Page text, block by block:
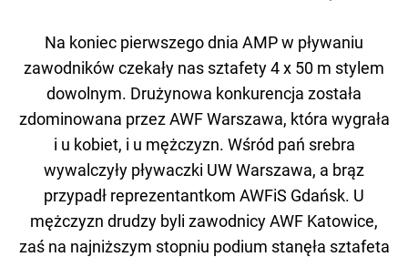
Na koniec pierwszego dnia AMP w pływaniu
zawodników czekały nas sztafety 4 x 50 m stylem
dowolnym. Drużynowa konkurencja została
zdominowana przez AWF Warszawa, która wygrała
i u kobiet, i u mężczyzn. Wśród pań srebra
wywalczyły pływaczki UW Warszawa, a brąz
przypadł reprezentantkom AWFiS Gdańsk. U
mężczyzn drudzy byli zawodnicy AWF Katowice,
zaś na najniższym stopniu podium stanęła sztafeta